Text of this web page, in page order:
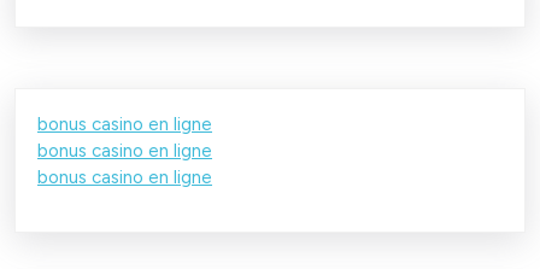
bonus casino en ligne
bonus casino en ligne
bonus casino en ligne